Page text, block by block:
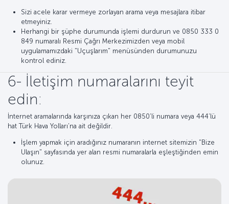
Sizi acele karar vermeye zorlayan arama veya mesajlara itibar
etmeyiniz.
Herhangi bir şüphe durumunda işlemi durdurun ve 0850 333 0
849 numaralı Resmi Çağrı Merkezimizden veya mobil
uygulamamızdaki "Uçuşlarım" menüsünden durumunuzu
kontrol ediniz.
6- İletişim numaralarını teyit
edin:
İnternet aramalarında karşınıza çıkan her 0850’li numara veya 444’lü
hat Türk Hava Yolları’na ait değildir.
İşlem yapmak için aradığınız numaranın internet sitemizin "Bize
Ulaşın" sayfasında yer alan resmi numaralarla eşleştiğinden emin
olunuz.